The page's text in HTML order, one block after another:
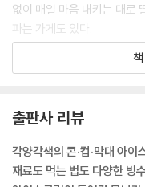
없이 매일 마음 내키는 대로
파는 가게도 있다.
규슈의 명물, 여름을 대표하
셉트다. 뜨거운 햇볕 아래서
고 싶은 학생들에게 든든한
소 등에서 다양한 종류의 봉
는 쇼케이스의 절반 정도가
출판사 리뷰
각양각색의 콘·컵·막대 아이
재료도 먹는 법도 다양한 빙